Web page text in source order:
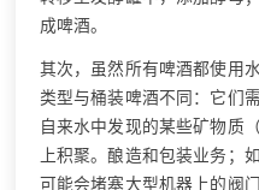
成啤酒。
其次，虽然所有啤酒都使用
类型与桶装啤酒不同：它们
自来水中发现的某些矿物质
上积聚。酿造和包装业务；
可能会堵塞大型机器上的阀